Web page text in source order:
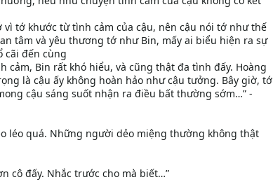
vì tớ khước từ tình cảm của cậu, nên cậu nói tớ như thế
tâm và yêu thương tớ như Bin, mấy ai biểu hiện ra sự
cãi đến cùng
cảm, Bin rất khó hiểu, và cũng thật đa tình đấy. Hoàng
là cậu ấy không hoàn hảo như cậu tưởng. Bây giờ, tớ
cậu sáng suốt nhận ra điều bất thường sớm…” -
léo quá. Những người dẻo miệng thường không thật
cô đấy. Nhắc trước cho mà biết…”